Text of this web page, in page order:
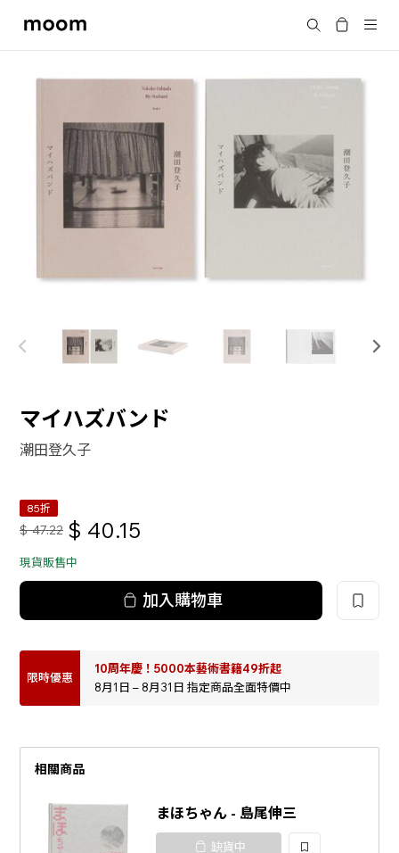
moom
搜尋
マイハズバンド
潮田登久子
85折
$ 47.22 $ 40.15
現貨販售中
加入購物車
限時優惠
10周年慶！5000本藝術書籍49折起
8月1日 – 8月31日 指定商品全面特價中
相關商品
まほちゃん - 島尾伸三
缺貨中